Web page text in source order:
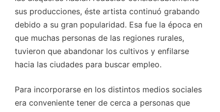
sus producciones, éste artista continuó grabando
debido a su gran popularidad. Esa fue la época en
que muchas personas de las regiones rurales,
tuvieron que abandonar los cultivos y enfilarse
hacia las ciudades para buscar empleo.
Para incorporarse en los distintos medios sociales
era conveniente tener de cerca a personas que